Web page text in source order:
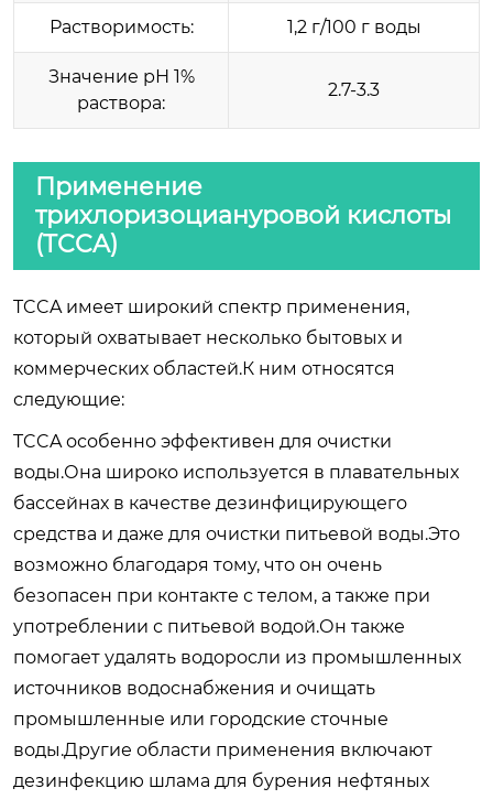
Растворимость: 1,2 г/100 г воды
Значение рН 1%
раствора:
2.7-3.3
Применение
трихлоризоциануровой кислоты
(TCCA)
TCCA имеет широкий спектр применения,
который охватывает несколько бытовых и
коммерческих областей.К ним относятся
следующие:
TCCA особенно эффективен для очистки
воды.Она широко используется в плавательных
бассейнах в качестве дезинфицирующего
средства и даже для очистки питьевой воды.Это
возможно благодаря тому, что он очень
безопасен при контакте с телом, а также при
употреблении с питьевой водой.Он также
помогает удалять водоросли из промышленных
источников водоснабжения и очищать
промышленные или городские сточные
воды.Другие области применения включают
дезинфекцию шлама для бурения нефтяных